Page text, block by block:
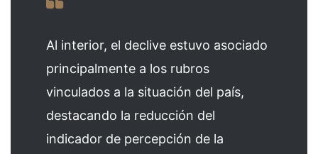
Al interior, el declive estuvo asociado
principalmente a los rubros
vinculados a la situación del país,
destacando la reducción del
indicador de percepción de la